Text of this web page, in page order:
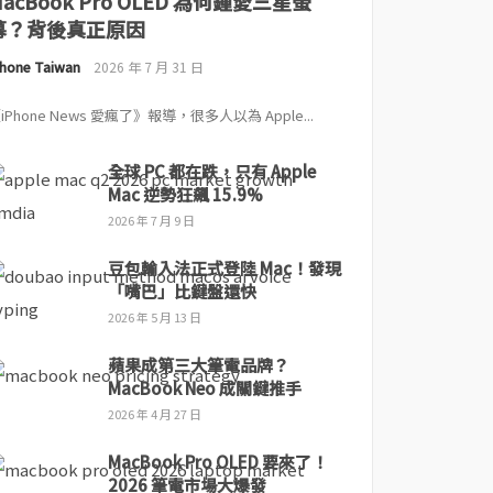
？背後真正原因
Taiwan 2026 年 7 月 31 日
News 愛瘋了》報導，很多人以為 Apple...
全球 PC 都在跌，只有 Apple
Mac 逆勢狂飆 15.9%
2026 年 7 月 9 日
豆包輸入法正式登陸 Mac！發現
「嘴巴」比鍵盤還快
2026 年 5 月 13 日
蘋果成第三大筆電品牌？
MacBook Neo 成關鍵推手
2026 年 4 月 27 日
MacBook Pro OLED 要來了！
2026 筆電市場大爆發